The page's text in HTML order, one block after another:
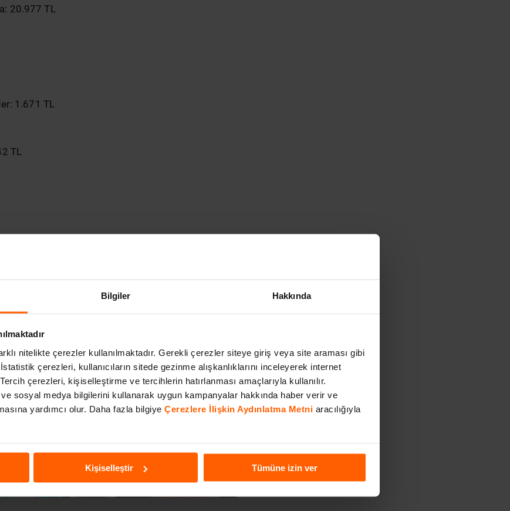
Bilgiler Hakkında
nitelikte çerezler kullanılmaktadır. Gerekli çerezler siteye giriş veya site araması gibi
çerezleri, kullanıcıların sitede gezinme alışkanlıklarını inceleyerek internet
çerezleri, kişiselleştirme ve tercihlerin hatırlanması amaçlarıyla kullanılır.
sosyal medya bilgilerini kullanarak uygun kampanyalar hakkında haber verir ve
yardımcı olur. Daha fazla bilgiye Çerezlere İlişkin Aydınlatma Metni aracılığıyla
Kişiselleştir Tümüne izin ver
20.977 TL
1.671 TL
TL